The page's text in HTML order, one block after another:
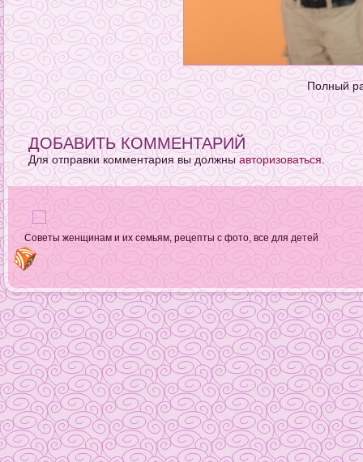
Полный
ДОБАВИТЬ КОММЕНТАРИЙ
Для отправки комментария вы должныавторизоваться.
Советы женщинам и их семьям, рецепты с фото, все для детей